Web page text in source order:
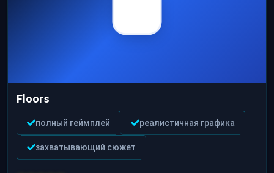
Floors
полный геймплей реалистичная графика
захватывающий сюжет